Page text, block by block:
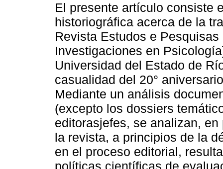
El presente artículo consiste
historiográfica acerca de la
Revista Estudos e
Investigaciones en
Universidad del Estado de
casualidad del 20°
Mediante un análisis
(excepto los dossiers
editorasjefes, se analizan,
la revista, a principios de la
en el proceso editorial,
políticas científicas de